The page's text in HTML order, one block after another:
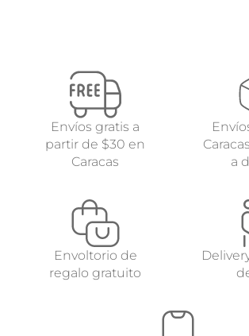
Envíos gratis a
partir de $30 en
Caracas
a
Envoltorio de
regalo gratuito